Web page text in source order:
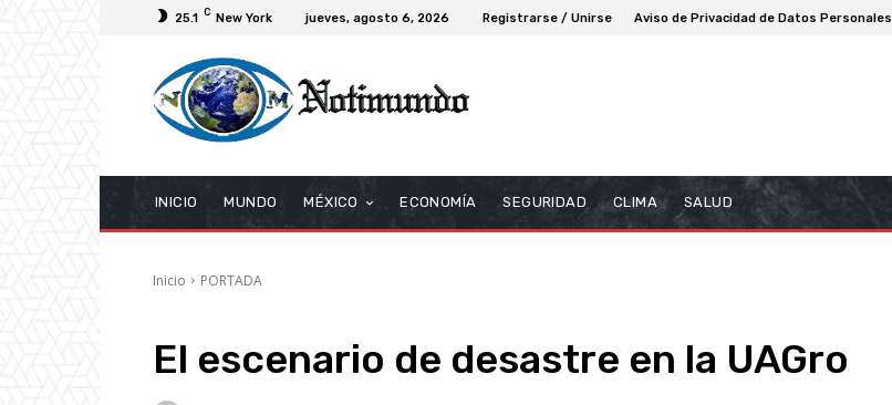
25.1 C New York jueves, agosto 6, 2026 Registrarse / Unirse Aviso de Privacidad de Datos Personales
INICIO MUNDO MÉXICO ECONOMÍA SEGURIDAD CLIMA SALUD
Inicio PORTADA
El escenario de desastre en la UAGro